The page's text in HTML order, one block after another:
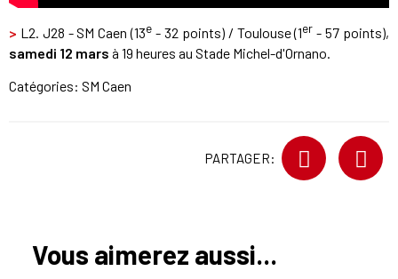
> L2. J28 - SM Caen (13e - 32 points) / Toulouse (1er - 57 points),
samedi 12 mars à 19 heures au Stade Michel-d'Ornano.
Catégories: SM Caen
PARTAGER:
Vous aimerez aussi...